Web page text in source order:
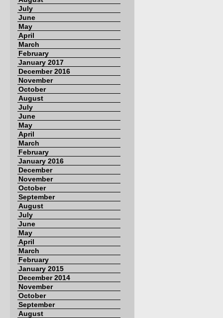
July
June
May
April
March
February
January 2017
December 2016
November
October
August
July
June
May
April
March
February
January 2016
December
November
October
September
August
July
June
May
April
March
February
January 2015
December 2014
November
October
September
August